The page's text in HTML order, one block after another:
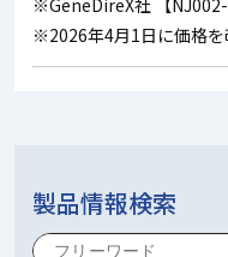
※GeneDireX社 【NJ002-
※2026年4月1日に価格を
製品情報検索